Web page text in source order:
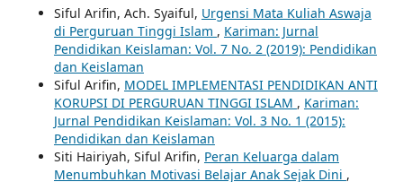
Siful Arifin, Ach. Syaiful, Urgensi Mata Kuliah Aswaja
di Perguruan Tinggi Islam , Kariman: Jurnal
Pendidikan Keislaman: Vol. 7 No. 2 (2019): Pendidikan
dan Keislaman
Siful Arifin, MODEL IMPLEMENTASI PENDIDIKAN ANTI
KORUPSI DI PERGURUAN TINGGI ISLAM , Kariman:
Jurnal Pendidikan Keislaman: Vol. 3 No. 1 (2015):
Pendidikan dan Keislaman
Siti Hairiyah, Siful Arifin, Peran Keluarga dalam
Menumbuhkan Motivasi Belajar Anak Sejak Dini ,